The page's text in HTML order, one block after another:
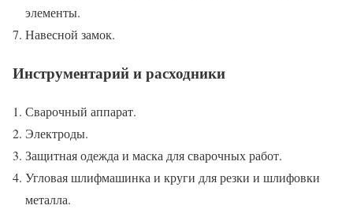
элементы.
Навесной замок.
Инструментарий и расходники
Сварочный аппарат.
Электроды.
Защитная одежда и маска для сварочных работ.
Угловая шлифмашинка и круги для резки и шлифовки
металла.